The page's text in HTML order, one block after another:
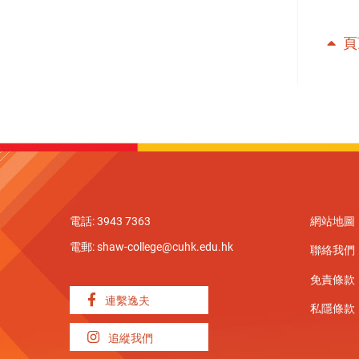
電話: 3943 7363
電郵:shaw-college@cuhk.edu.hk
連繫逸夫
追縱我們
網站地圖
聯絡我們
免責條款
私隱條款